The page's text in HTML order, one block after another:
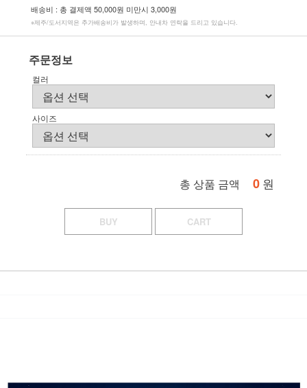
배송비 : 총 결제액 50,000원 미만시 3,000원
※제주/도서지역은 추가배송비가 발생하며, 안내차 연락을 드리고 있습니다.
주문정보
컬러
사이즈
총 상품 금액 0 원
BUY CART